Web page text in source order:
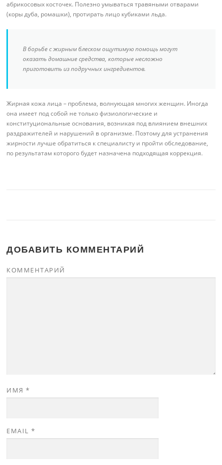
абрикосовых косточек. Полезно умываться травяными отварами
(коры дуба, ромашки), протирать лицо кубиками льда.
В борьбе с жирным блеском ощутимую помощь могут
оказать домашние средства, которые несложно
приготовить из подручных ингредиентов.
Жирная кожа лица – проблема, волнующая многих женщин. Иногда
она имеет под собой не только физиологические и
конституциональные основания, возникая под влиянием внешних
раздражителей и нарушений в организме. Поэтому для устранения
жирности лучше обратиться к специалисту и пройти обследование,
по результатам которого будет назначена подходящая коррекция.
ДОБАВИТЬ КОММЕНТАРИЙ
КОММЕНТАРИЙ
ИМЯ*
EMAIL*